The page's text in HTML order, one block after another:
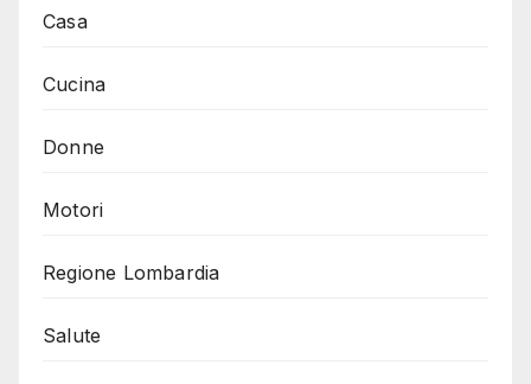
Casa
Cucina
Donne
Motori
Regione Lombardia
Salute